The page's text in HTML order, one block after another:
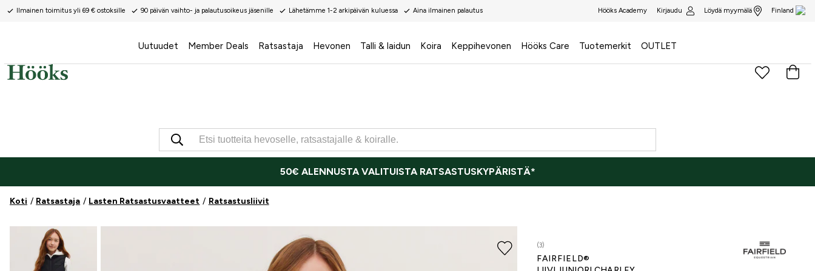
Ilmainen toimitus yli 69 € ostoksille 90 päivän vaihto- ja palautusoikeus jäsenille Lähetämme 1-2 arkipäivän kuluessa Aina ilmainen palautus Hööks Academy Kirjaudu Löydä myymälä Finland
Uutuudet Member Deals Ratsastaja Hevonen Talli & laidun Koira Keppihevonen Hööks Care Tuotemerkit OUTLET
50€ ALENNUSTA VALITUISTA RATSASTUSKYPÄRISTÄ*
Koti Ratsastaja Lasten Ratsastusvaatteet Ratsastusliivit
(3)
FAIRFIELD®